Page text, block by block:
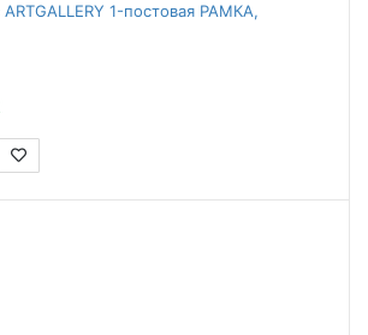
1-постовая РАМКА,